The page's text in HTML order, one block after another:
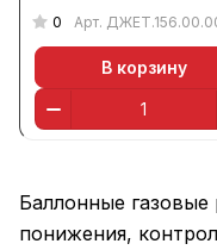
0 Арт.
В корзину
Баллонные
понижения,